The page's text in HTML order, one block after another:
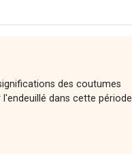
des coutumes
dans cette période